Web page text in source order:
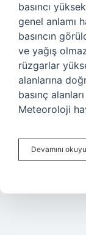
basıncı
genel anlamı
basıncın
ve yağış
rüzgarlar
alanlarına
basınç
Meteoroloji
Devamını